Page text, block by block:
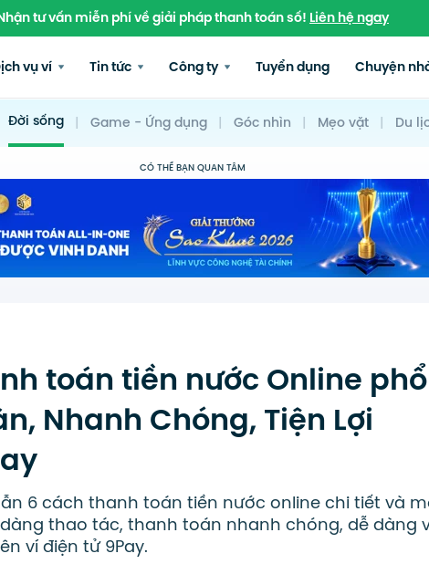
tư vấn miễn phí về giải pháp thanh toán số!Liên hệ ngay
vụ ví Tin tức Công ty Tuyển dụng Chuyện
Đời sống | Game - Ứng dụng | Góc nhìn | Mẹo vặt | Du
CÓ THỂ BẠN QUAN TÂM
toán tiền nước Online phổ
Nhanh Chóng, Tiện Lợi
6 cách thanh toán tiền nước online chi tiết và
thao tác, thanh toán nhanh chóng, dễ dàng
ví điện tử 9Pay.